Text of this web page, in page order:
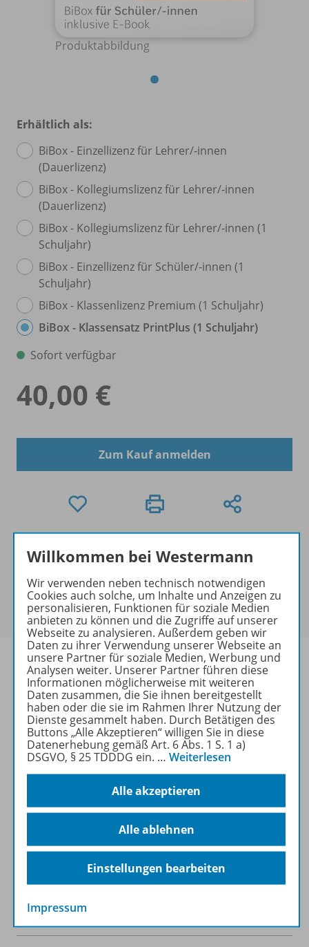
Produktabbildung
Erhältlich als:
BiBox - Einzellizenz für Lehrer/-innen
(Dauerlizenz)
BiBox - Kollegiumslizenz für Lehrer/-innen
(Dauerlizenz)
BiBox - Kollegiumslizenz für Lehrer/-innen (1
Schuljahr)
BiBox - Einzellizenz für Schüler/-innen (1
Schuljahr)
BiBox - Klassenlizenz Premium (1 Schuljahr)
BiBox - Klassensatz PrintPlus (1 Schuljahr)
Sofort verfügbar
40,00 €
Zum Kauf anmelden
Dieses Produkt darf nur von
Ausbildern/Ausbilderinnen, Schulen, Lehrkräften
und Referendaren/Referendarinnen erworben
werden.
Produktinformationen
Beschreibung
Lizenzbedingungen
Zugehörige Produkte
Benachrichtigungs-Service
Willkommen bei Westermann
Wir verwenden neben technisch notwendigen
Cookies auch solche, um Inhalte und Anzeigen zu
personalisieren, Funktionen für soziale Medien
anbieten zu können und die Zugriffe auf unserer
Webseite zu analysieren. Außerdem geben wir
Daten zu ihrer Verwendung unserer Webseite an
unsere Partner für soziale Medien, Werbung und
Analysen weiter. Unserer Partner führen diese
Informationen möglicherweise mit weiteren
Daten zusammen, die Sie ihnen bereitgestellt
haben oder die sie im Rahmen Ihrer Nutzung der
Dienste gesammelt haben. Durch Betätigen des
Buttons „Alle Akzeptieren“ willigen Sie in diese
Datenerhebung gemäß Art. 6 Abs. 1 S. 1 a)
DSGVO, § 25 TDDDG ein. … Weiterlesen
Alle akzeptieren
Alle ablehnen
Einstellungen bearbeiten
Impressum